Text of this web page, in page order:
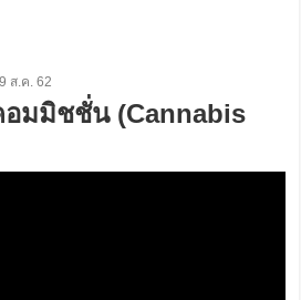
9 ส.ค. 62
มมิชชั่น (Cannabis